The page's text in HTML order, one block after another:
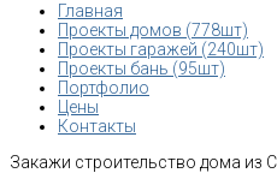
Главная
Проекты домов (778шт)
Проекты гаражей (240шт)
Проекты бань (95шт)
Портфолио
Цены
Контакты
Закажи строительство дома из